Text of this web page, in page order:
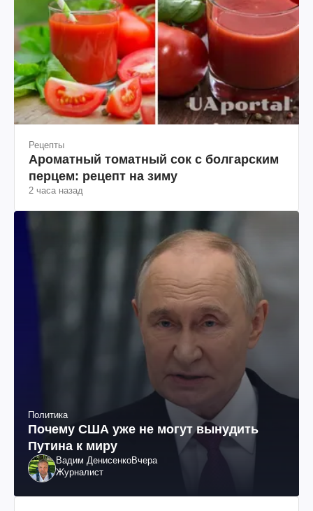
Рецепты
Ароматный томатный сок с болгарским
перцем: рецепт на зиму
2 часа назад
Политика
Почему США уже не могут вынудить
Путина к миру
Вадим ДенисенкоВчера
Журналист